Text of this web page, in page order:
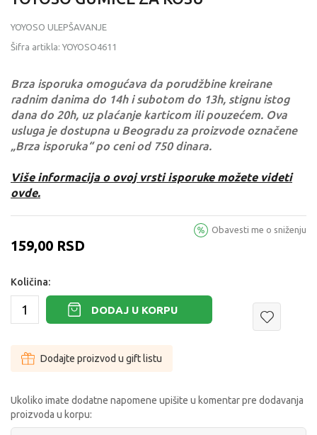
YOYOSO ULEPŠAVANJE
Šifra artikla: YOYOSO4611
Brza isporuka omogućava da porudžbine kreirane
radnim danima do 14h i subotom do 13h, stignu istog
dana do 20h, uz plaćanje karticom ili pouzećem. Ova
usluga je dostupna u Beogradu za proizvode označene
„Brza isporuka“ po ceni od 750 dinara.
Više informacija o ovoj vrsti isporuke možete videti
ovde.
159,00 RSD
Obavesti me o sniženju
Količina:
DODAJ U KORPU
Dodajte proizvod u gift listu
Ukoliko imate dodatne napomene upišite u komentar pre dodavanja
proizvoda u korpu: